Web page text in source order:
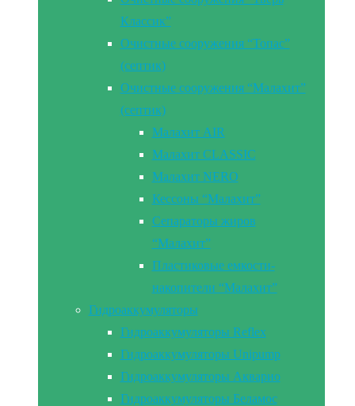
Классик”
Очистные сооружения “Топас”
(септик)
Очистные сооружения “Малахит”
(септик)
Малахит AIR
Малахит CLASSIC
Малахит NERO
Кессоны “Малахит”
Сепараторы жиров
“Малахит”
Пластиковые емкости-
накопители “Малахит”
Гидроаккумуляторы
Гидроаккумуляторы Reflex
Гидроаккумуляторы Unipump
Гидроаккумуляторы Акварио
Гидроаккумуляторы Беламос